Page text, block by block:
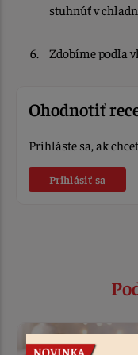
stuhnúť v
Zdobíme podľa
Ohodnotiť
Prihláste sa, ak
Prihlásiť sa